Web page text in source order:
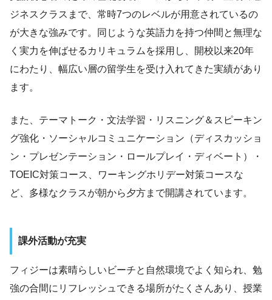
ジネスクラスまで、常時7つのレベルが用意されているの
が大きな強みです。同じような英語力を持つ仲間と無理な
く実力を伸ばせるカリキュラムを採用し、開校以来20年
にわたり、幅広い層の留学生を受け入れてきた実績があり
ます。
また、テーマトーク・文法学習・リスニング＆スピーキン
グ強化・ソーシャルコミュニケーション（ディスカッショ
ン・プレゼンテーション・ロールプレイ・ディベート）・
TOEIC対策コース、ワーキングホリデー対策コースな
ど、多様なクラスが朝から夕方まで開講されています。
課外活動が充実
フィジーは素晴らしいビーチと自然環境でよく知られ、勉
強の合間にリフレッシュできる場所がたくさんあり、授業